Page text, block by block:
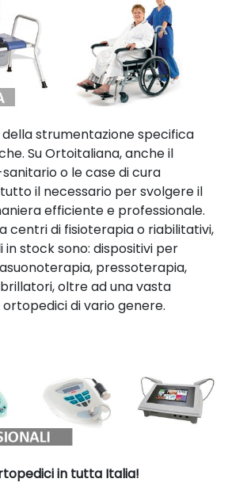
strumentazione specifica
Su Ortoitaliana, anche il
o le case di cura
il necessario per svolgere il
efficiente e professionale.
centri di fisioterapia o riabilitativi,
stock sono: dispositivi per
pressoterapia,
oltre ad una vasta
di vario genere.
in tutta Italia!